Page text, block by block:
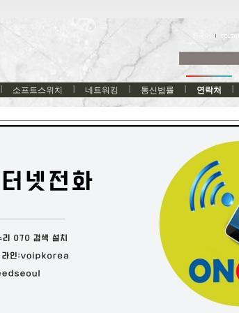
소프트스위치 네트워킹 통신법률 연락처